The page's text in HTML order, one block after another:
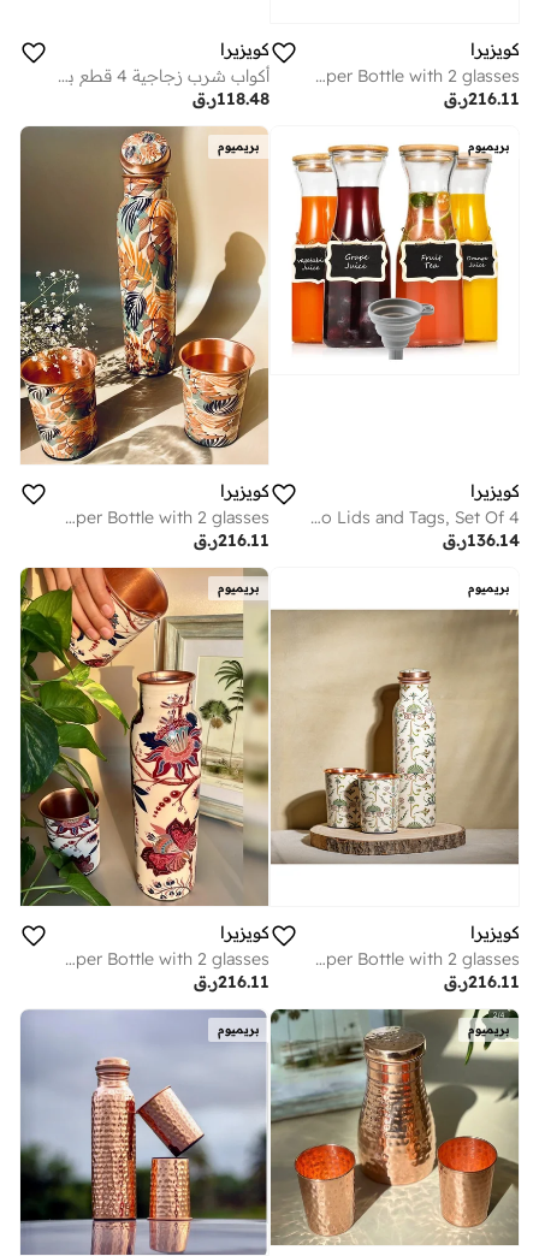
كويزيرا
Built in Glass Copper Bottle with 2 glasses
ر.ق216.11
كويزيرا
أكواب شرب زجاجية 4 قطع بغطاء بامبو وماصات زجاجية - 16 أونصة بتصميم علبة بيرة، أكواب قهوة مثلجة، مثالية للويسكي والصودا والشاي، هدية رائعة + 2 فرش تنظيف
ر.ق118.48
بريميوم
كويزيرا
Glass Carafe Pitchers, Beverage Dispensers/Milk Bottles with Bamboo Lids and Tags, Set Of 4
ر.ق136.14
بريميوم
كويزيرا
Built in Glass Copper Bottle with 2 glasses
ر.ق216.11
بريميوم
كويزيرا
Built in Glass Copper Bottle with 2 glasses
ر.ق216.11
بريميوم
كويزيرا
Built in Glass Copper Bottle with 2 glasses
ر.ق216.11
بريميوم بريميوم